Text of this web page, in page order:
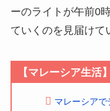
ーのライトが午前0
ていくのを見届けて
【マレーシア生活
マレーシア